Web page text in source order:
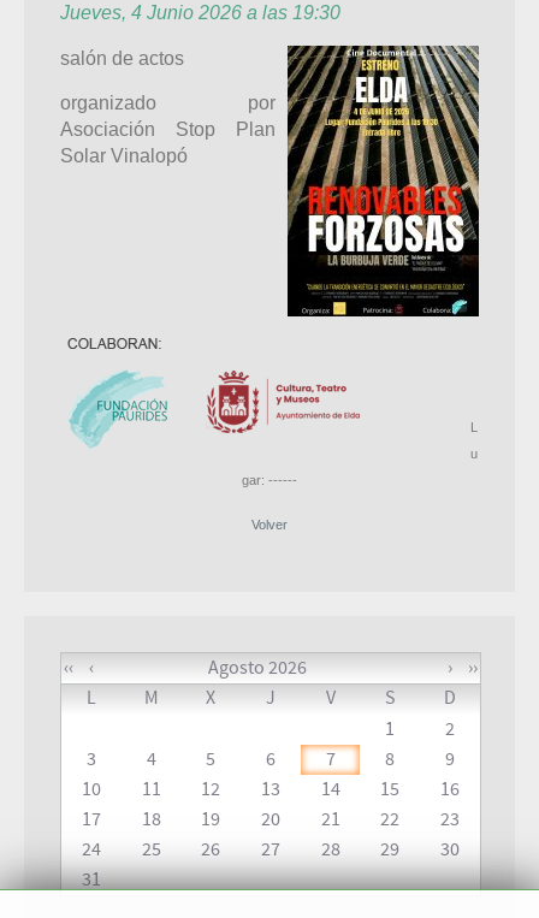
Jueves, 4 Junio 2026 a las 19:30
salón de actos
organizado por
Asociación Stop Plan
Solar Vinalopó
L
u
gar: ------
Volver
‹‹ ‹ Agosto 2026 ››
›
L
M X J V S
D
1
2
3
4 5 6 7 8
9
10
11 12 13 14 15
16
17
18 19 20 21 22
23
24
25 26 27 28 29
30
31